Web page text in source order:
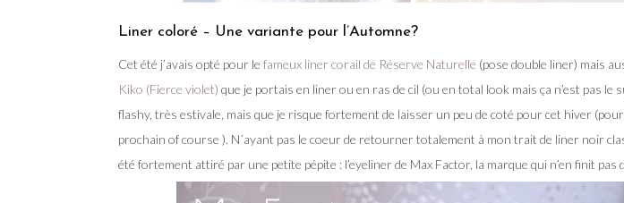
Liner coloré – Une variante pour l’Automne?
Cet été j’avais opté pour le fameux liner corail de Réserve Naturelle (pose double liner) mais
Kiko (Fierce violet) que je portais en liner ou en ras de cil (ou en total look mais ça n’est pas le
flashy, très estivale, mais que je risque fortement de laisser un peu de coté pour cet hiver
prochain of course ). N´ayant pas le coeur de retourner totalement à mon trait de liner noir
été fortement attiré par une petite pépite : l’eyeliner de Max Factor, la marque qui n’en finit